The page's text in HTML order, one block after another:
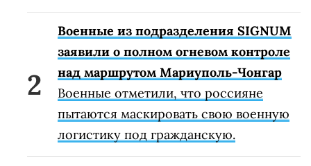
Военные из подразделения SIGNUM
заявили о полном огневом контроле
над маршрутом Мариуполь-Чонгар
Военные отметили, что россияне
пытаются маскировать свою военную
логистику под гражданскую.